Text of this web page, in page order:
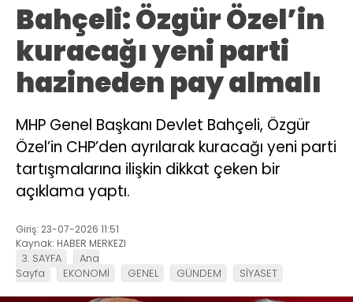
Bahçeli: Özgür Özel’in
kuracağı yeni parti
hazineden pay almalı
MHP Genel Başkanı Devlet Bahçeli, Özgür
Özel’in CHP’den ayrılarak kuracağı yeni parti
tartışmalarına ilişkin dikkat çeken bir
açıklama yaptı.
Giriş: 23-07-2026 11:51
Kaynak: HABER MERKEZI
3. SAYFA
Ana
Sayfa
EKONOMİ GENEL GÜNDEM SİYASET